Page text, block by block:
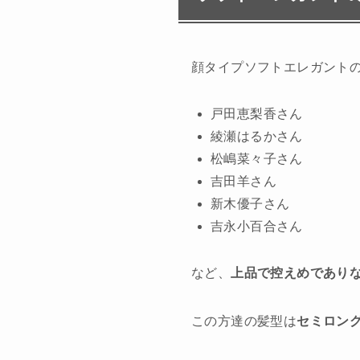
顔タイプソフトエレガント
戸田恵梨香さん
綾瀬はるかさん
松嶋菜々子さん
吉田羊さん
新木優子さん
吉永小百合さん
など、 上品で控えめであり
この方達の髪型はセミロン